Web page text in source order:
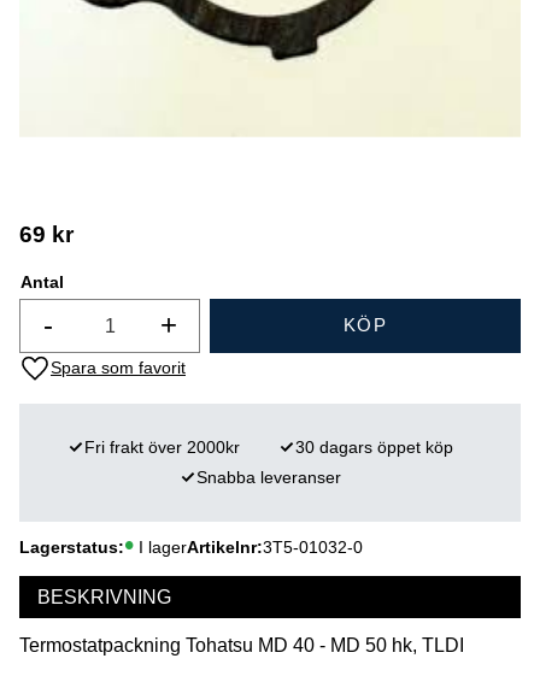
69 kr
Antal
+
- KÖP
Lägg till i favoriter
Lagerstatus I lagerArtikelnr 3T5-01032-0
Fri frakt över 2000kr
30 dagars öppet köp
Snabba leveranser
BESKRIVNING
Termostatpackning Tohatsu MD 40 - MD 50 hk, TLDI